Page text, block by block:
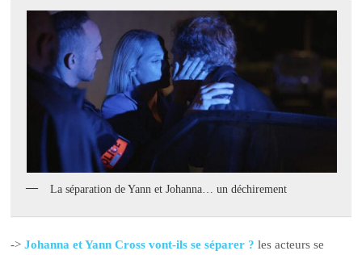
La séparation de Yann et Johanna… un déchirement
->Johanna et Yann Cross vont-ils se séparer ?les acteurs se